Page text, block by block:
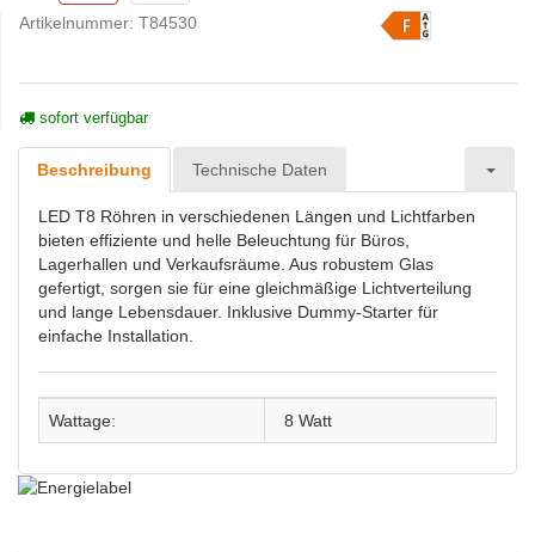
Artikelnummer: T84530
sofort verfügbar
Beschreibung Technische Daten
LED T8 Röhren in verschiedenen Längen und Lichtfarben
bieten effiziente und helle Beleuchtung für Büros,
Lagerhallen und Verkaufsräume. Aus robustem Glas
gefertigt, sorgen sie für eine gleichmäßige Lichtverteilung
und lange Lebensdauer. Inklusive Dummy-Starter für
einfache Installation.
Wattage: 8 Watt